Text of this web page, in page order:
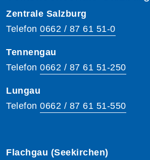
Zentrale Salzburg
Telefon 0662 / 87 61 51-0
Tennengau
Telefon 0662 / 87 61 51-250
Lungau
Telefon 0662 / 87 61 51-550
Flachgau (Seekirchen)